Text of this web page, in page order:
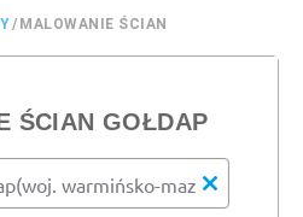
/ MALOWANIE ŚCIAN
ŚCIAN GOŁDAP